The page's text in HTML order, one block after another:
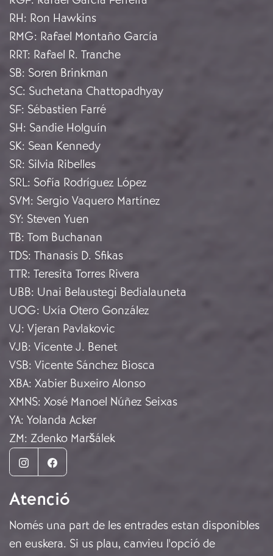
RH: Ron Hawkins
RMG: Rafael Montaño García
RRT: Rafael R. Tranche
SB: Soren Brinkman
SC: Suchetana Chattopadhyay
SF: Sébastien Farré
SH: Sandie Holguín
SK: Sean Kennedy
SR: Silvia Ribelles
SRL: Sofía Rodríguez López
SVM: Sergio Vaquero Martínez
SY: Steven Yuen
TB: Tom Buchanan
TDS: Thanasis D. Sfikas
TTR: Teresita Torres Rivera
UBB: Unai Belaustegi Bedialauneta
UOG: Uxía Otero González
VJ: Vjeran Pavlakovic
VJB: Vicente J. Benet
VSB: Vicente Sánchez Biosca
XBA: Xabier Buxeiro Alonso
XMNS: Xosé Manoel Núñez Seixas
YA: Yolanda Acker
ZM: Zdenko Maršálek
InstagramFacebook
Atenció
Només una part de les entrades estan disponibles
en euskera. Si us plau, canvieu l'opció de